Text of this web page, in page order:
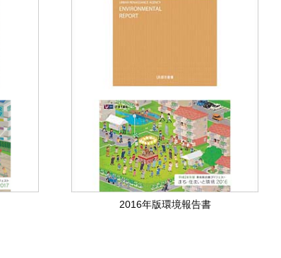
2016年版環境報告書